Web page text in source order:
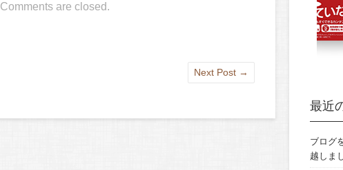
Comments are closed.
Next Post →
最近
ブログ
越しま